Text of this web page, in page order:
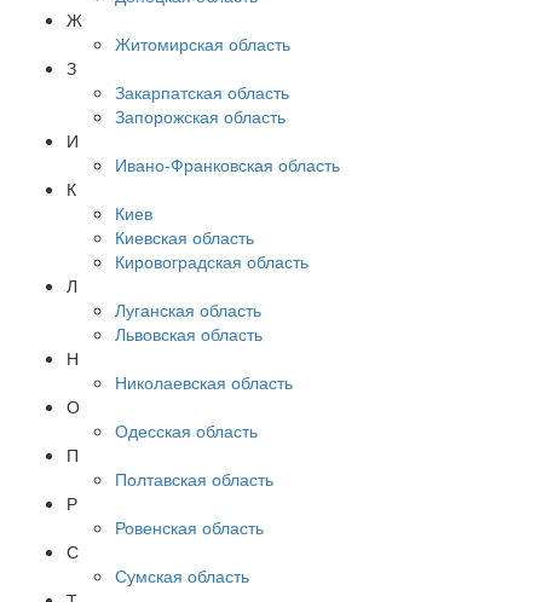
Ж
Житомирская область
З
Закарпатская область
Запорожская область
И
Ивано-Франковская область
К
Киев
Киевская область
Кировоградская область
Л
Луганская область
Львовская область
Н
Николаевская область
О
Одесская область
П
Полтавская область
Р
Ровенская область
С
Сумская область